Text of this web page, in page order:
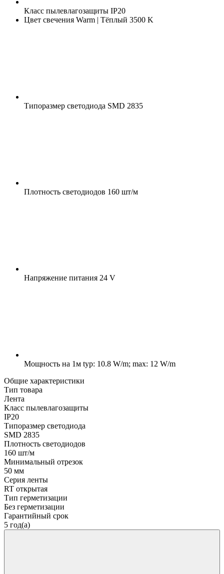
Класс пылевлагозащиты IP20
Цвет свечения Warm | Тёплый 3500 K
Типоразмер светодиода SMD 2835
Плотность светодиодов 160 шт/м
Напряжение питания 24 V
Мощность на 1м typ: 10.8 W/m; max: 12 W/m
Общие характеристики
Тип товара
Лента
Класс пылевлагозащиты
IP20
Типоразмер светодиода
SMD 2835
Плотность светодиодов
160 шт/м
Минимальный отрезок
50 мм
Серия ленты
RT открытая
Тип герметизации
Без герметизации
Гарантийный срок
5 год(а)